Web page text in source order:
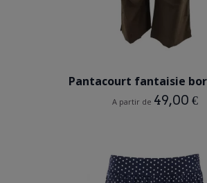
Pantacourt fantaisie
A partir de 49,00 €